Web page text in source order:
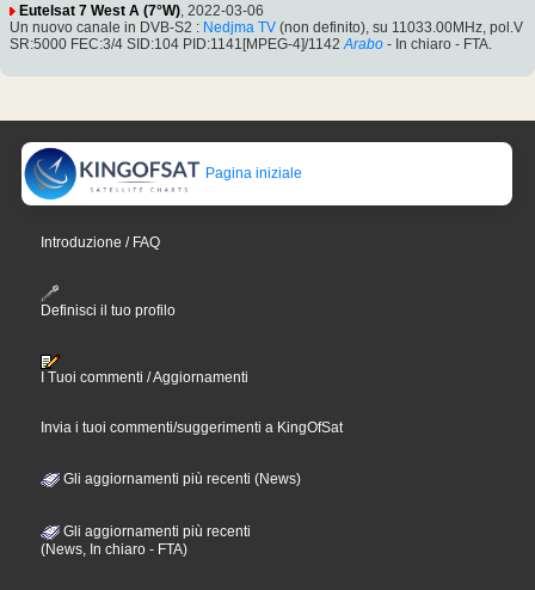
Eutelsat 7 West A (7°W) , 2022-03-06
Un nuovo canale in DVB-S2 : Nedjma TV (non definito), su 11033.00MHz, pol.V
SR:5000 FEC:3/4 SID:104 PID:1141[MPEG-4]/1142 Arabo - In chiaro - FTA.
Pagina iniziale
Introduzione / FAQ
Definisci il tuo profilo
I Tuoi commenti / Aggiornamenti
Invia i tuoi commenti/suggerimenti a KingOfSat
Gli aggiornamenti più recenti (News)
Gli aggiornamenti più recenti
(News, In chiaro - FTA)